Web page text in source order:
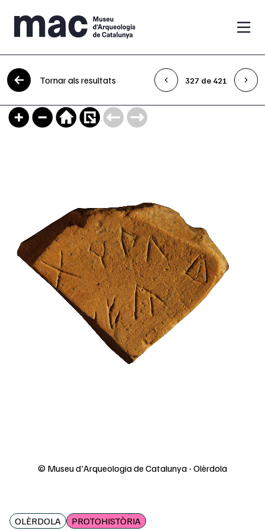
Vés al contingut
Tornar als resultats 327 de 421
© Museu d'Arqueologia de Catalunya - Olèrdola
OLÈRDOLA PROTOHISTÒRIA